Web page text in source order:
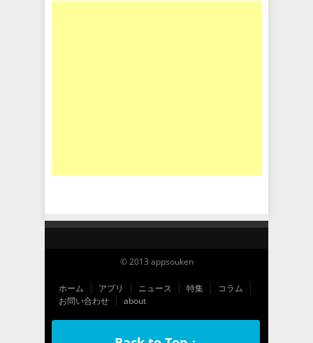
© 2013 appsouken
ホーム アプリ ニュース 特集
コラム
お問い合わせ
about